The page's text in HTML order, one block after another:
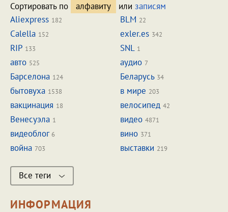
Сортировать по алфавиту или записям
Aliexpress 182 BLM 22
Calella 152 exler.es 342
RIP 133 SNL 1
авто 525 аудио 7
Барселона 124 Беларусь 34
бытовуха 1538 в мире 203
вакцинация 18 велосипед 42
Венесуэла 1 видео 4871
видеоблог 6 вино 371
война 703 выставки 219
Все теги
ИНФОРМАЦИЯ